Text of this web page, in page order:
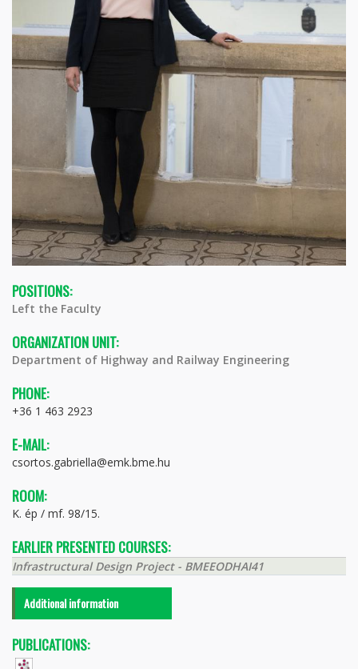
POSITIONS:
Left the Faculty
ORGANIZATION UNIT:
Department of Highway and Railway Engineering
PHONE:
+36 1 463 2923
E-MAIL:
csortos.gabriella@emk.bme.hu
ROOM:
K. ép / mf. 98/15.
EARLIER PRESENTED COURSES:
Infrastructural Design Project - BMEEODHAI41
Additional information
PUBLICATIONS: